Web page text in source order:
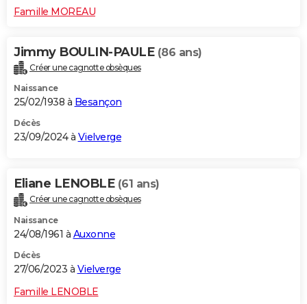
Famille MOREAU
Jimmy BOULIN-PAULE (86 ans)
Créer une cagnotte obsèques
Naissance
25/02/1938 à Besançon
Décès
23/09/2024 à Vielverge
Eliane LENOBLE (61 ans)
Créer une cagnotte obsèques
Naissance
24/08/1961 à Auxonne
Décès
27/06/2023 à Vielverge
Famille LENOBLE